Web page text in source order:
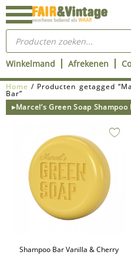
Ga
naar
inhoud
Producten
zoeken
Winkelmand Afrekenen
Home / Producten getagged
Bar”
▸Marcel’s Green Soap Shampoo
Shampoo Bar Vanilla & Cherry